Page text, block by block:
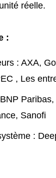
réelle.
:
: AXA,
, Les
Sanofi
: